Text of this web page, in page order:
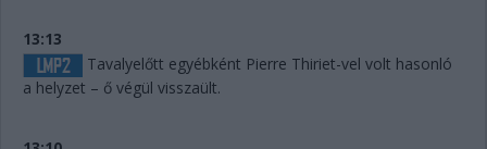
13:13
Tavalyelőtt egyébként Pierre Thiriet-vel volt hasonló
a helyzet – ő végül visszaült.